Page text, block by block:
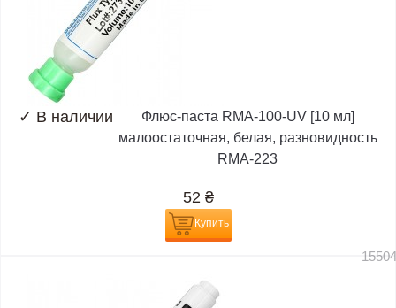
✓ В наличии
Флюс-паста RMA-100-UV [10 мл]
малоостаточная, белая, разновидность
RMA-223
52 ₴
Купить